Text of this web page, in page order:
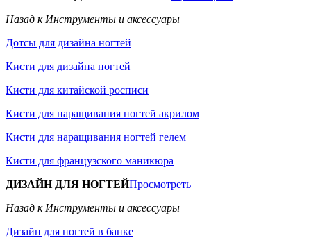
Назад к Инструменты и аксессуары
Дотсы для дизайна ногтей
Кисти для дизайна ногтей
Кисти для китайской росписи
Кисти для наращивания ногтей акрилом
Кисти для наращивания ногтей гелем
Кисти для французского маникюра
ДИЗАЙН ДЛЯ НОГТЕЙПросмотреть
Назад к Инструменты и аксессуары
Дизайн для ногтей в банке